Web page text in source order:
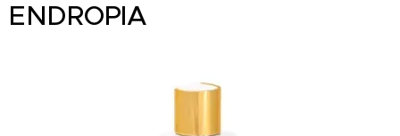
ENDROPIA